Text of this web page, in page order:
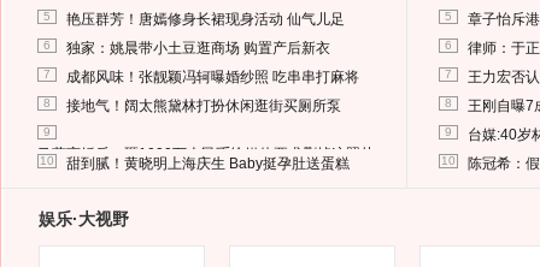
5 艳压群芳！唐嫣修身长裙现身活动 仙气儿足
6 独家：姚晨带小土豆逛商场 购置产后新衣
7 成都风味！张靓颖冯轲曝婚纱照 吃串串打麻将
8 接地气！阔太熊黛林打扮休闲逛街买厕所泵
9
马蓉离婚后，砸1000万人民币给媒体要求删掉这照片
10 甜到腻！黄晓明上海庆生 Baby挺孕肚送蛋糕
5 章子怡斥
6 律师：于
7 王力宏否
8 王刚自曝7
9 台媒:40岁
10 陈冠希：
娱乐·大视野